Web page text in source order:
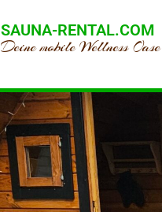
SAUNA-RENTAL.COM
Deine mobile Wellness Oase